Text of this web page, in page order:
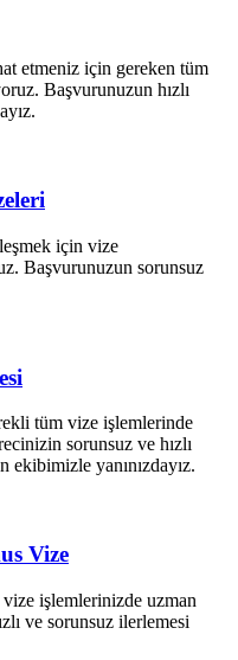
etmeniz için gereken tüm
Başvurunuzun hızlı
için vize
Başvurunuzun sorunsuz
tüm vize işlemlerinde
sorunsuz ve hızlı
ekibimizle yanınızdayız.
Vize
işlemlerinizde uzman
ve sorunsuz ilerlemesi